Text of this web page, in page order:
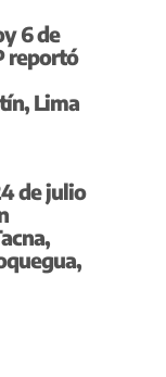
6 de
reportó
Lima
de julio